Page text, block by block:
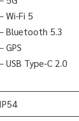
Wi-Fi 5
Bluetooth 5.3
GPS
USB Type-C 2.0
IP54